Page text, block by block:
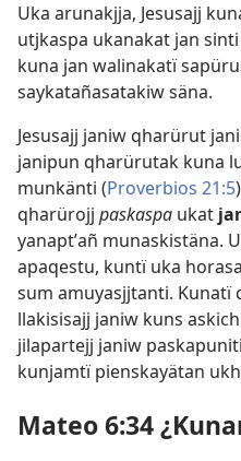
Uka arunakjja, Jesusajj
utjkaspa ukanakat jan
kuna jan walinakatï
saykatañasatakiw säna.
Jesusajj janiw qharürut
janipun qharürutak kuna
munkänti (Proverbios 21:5
qharürojj paskaspa ukat
yanaptʼañ munaskistäna.
apaqestu, kuntï uka
sum amuyasjjtanti. Kunatï
llakisisajj janiw kuns
jilapartejj janiw
kunjamtï pienskayätan
Mateo 6:34